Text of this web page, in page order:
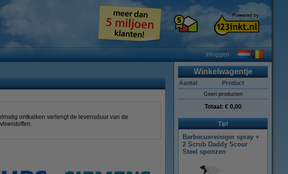
Inloggen
ontkalken verlengt de levensduur van de
Winkelwagentje
Aantal Product
Geen producten
Totaal: € 0,00
Tip!
Barbecuereiniger spray +
2 Scrub Daddy Scour
Steel sponzen